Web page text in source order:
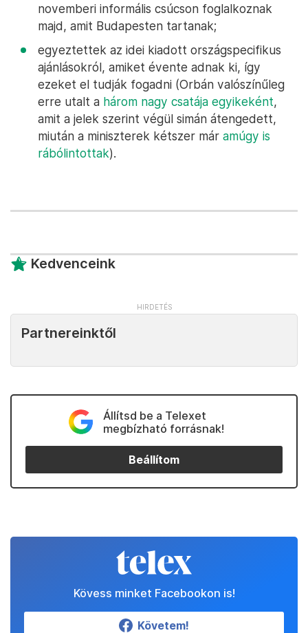
novemberi informális csúcson foglalkoznak
majd, amit Budapesten tartanak;
egyeztettek az idei kiadott országspecifikus
ajánlásokról, amiket évente adnak ki, így
ezeket el tudják fogadni (Orbán valószínűleg
erre utalt a három nagy csatája egyikeként,
amit a jelek szerint végül simán átengedett,
miután a miniszterek kétszer már amúgy is
rábólintottak).
Kedvenceink
Partnereinktől
Állítsd be a Telexet
megbízható forrásnak!
Beállítom
Kövess minket Facebookon is!
Követem!